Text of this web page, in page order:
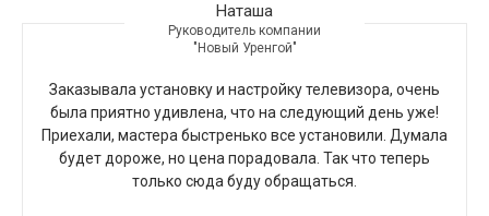
Наташа
Руководитель компании
"Новый Уренгой"
Заказывала установку и настройку телевизора, очень
была приятно удивлена, что на следующий день уже!
Приехали, мастера быстренько все установили. Думала
будет дороже, но цена порадовала. Так что теперь
только сюда буду обращаться.